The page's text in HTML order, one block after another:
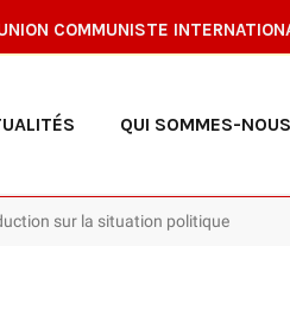
COMMUNISTE
QUI SOMMES-
sur la situation politique